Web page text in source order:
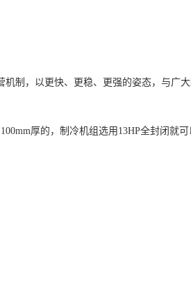
制，以更快、更稳、更强的姿态，与广
厚的，制冷机组选用13HP全封闭就